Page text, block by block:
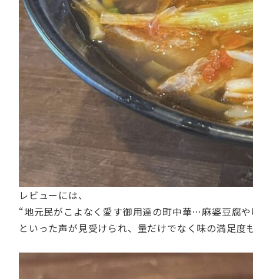
レビューには、
“地元民がこよなく愛す御用達の町中華…麻婆豆腐
といった声が見受けられ、量だけでなく味の満足度